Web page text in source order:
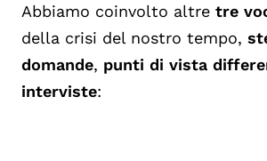
Abbiamo coinvolto altre tre
della crisi del nostro tempo,
domande, punti di vista
interviste: